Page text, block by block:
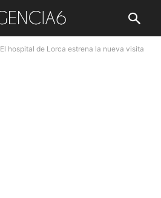
El hospital de Lorca estrena la nueva visita